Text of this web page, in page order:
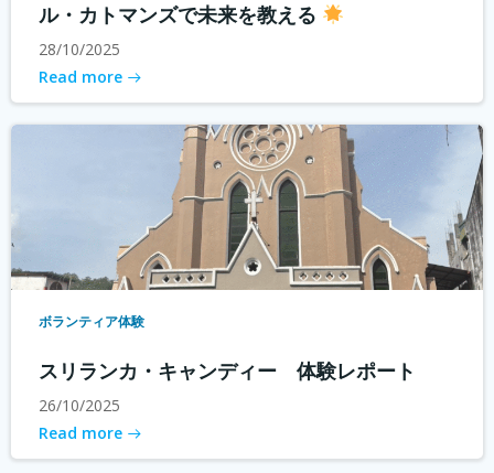
ル・カトマンズで未来を教える
28/10/2025
Read more
ボランティア体験
スリランカ・キャンディー 体験レポート
26/10/2025
Read more